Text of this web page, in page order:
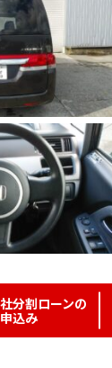
分割ローンの
込み